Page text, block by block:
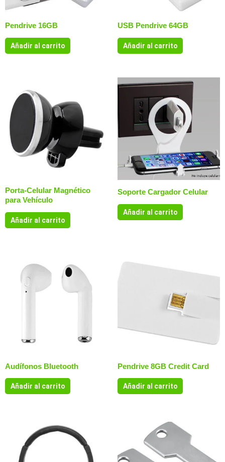
Pendrive 16GB
Añadir al carrito
USB Pendrive 64GB
Añadir al carrito
Porta-Celular Magnético
para Vehículo
Añadir al carrito
Soporte Cargador Celular
Añadir al carrito
Audífonos Bluetooth
Añadir al carrito
Pendrive 8GB Credit Card
Añadir al carrito